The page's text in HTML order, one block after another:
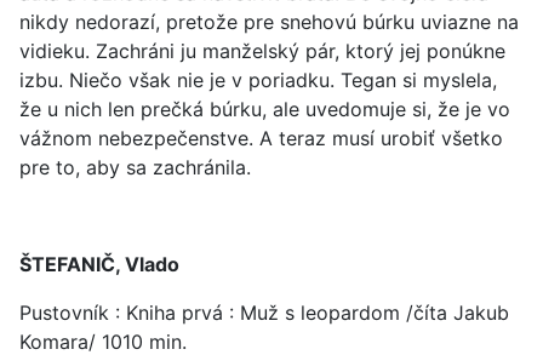
nikdy nedorazí, pretože pre snehovú búrku uviazne na
vidieku. Zachráni ju manželský pár, ktorý jej ponúkne
izbu. Niečo však nie je v poriadku. Tegan si myslela,
že u nich len prečká búrku, ale uvedomuje si, že je vo
vážnom nebezpečenstve. A teraz musí urobiť všetko
pre to, aby sa zachránila.
ŠTEFANIČ, Vlado
Pustovník : Kniha prvá : Muž s leopardom /číta Jakub
Komara/ 1010 min.